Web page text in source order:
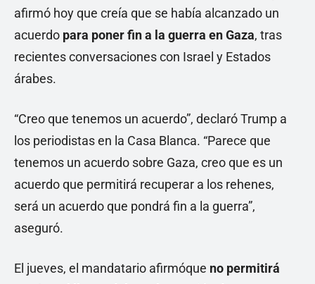
afirmó hoy que creía que se había alcanzado un
acuerdo para poner fin a la guerra en Gaza, tras
recientes conversaciones con Israel y Estados
árabes.
“Creo que tenemos un acuerdo”, declaró Trump a
los periodistas en la Casa Blanca. “Parece que
tenemos un acuerdo sobre Gaza, creo que es un
acuerdo que permitirá recuperar a los rehenes,
será un acuerdo que pondrá fin a la guerra”,
aseguró.
El jueves, el mandatario afirmóque no permitirá